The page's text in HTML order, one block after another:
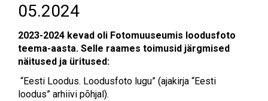
05.2024
2023-2024 kevad oli Fotomuuseumis loodusfoto
teema-aasta. Selle raames toimusid järgmised
näitused ja üritused:
“Eesti Loodus. Loodusfoto lugu” (ajakirja “Eesti
loodus” arhiivi põhjal).